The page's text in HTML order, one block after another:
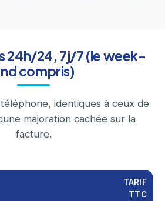
24h/24, 7j/7 (le week-
compris)
identiques à ceux de
majoration cachée sur la
facture.
TARIF
TTC